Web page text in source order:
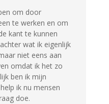
om door
te werken en om
kant te kunnen
wat ik eigenlijk
niet eens aan
omdat ik het zo
ben ik mijn
ik nu mensen
doe.